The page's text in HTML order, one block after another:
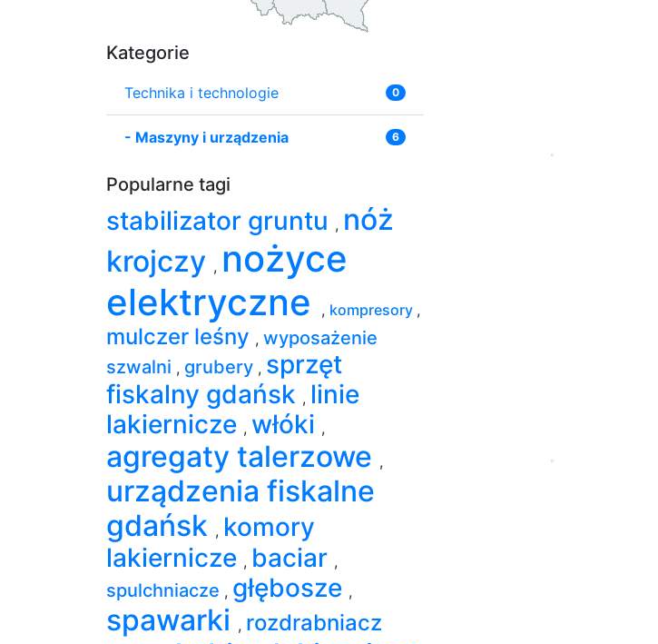
Kategorie
Technika i technologie 0
- Maszyny i urządzenia 6
Popularne tagi
stabilizator gruntu , nóż
krojczy , nożyce
elektryczne
, kompresory ,
mulczer leśny , wyposażenie
szwalni , grubery , sprzęt
fiskalny gdańsk , linie
lakiernicze , włóki ,
agregaty talerzowe ,
urządzenia fiskalne
gdańsk , komory
lakiernicze , baciar ,
spulchniacze , głębosze ,
spawarki , rozdrabniacz